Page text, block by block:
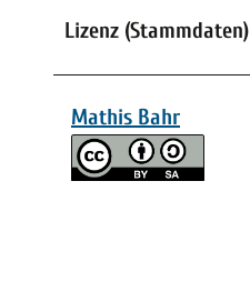
Lizenz (Stammdaten)
Mathis Bahr